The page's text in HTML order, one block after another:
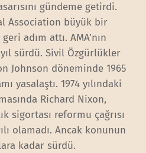
gündeme getirdi.
Association büyük bir
adım attı. AMA’nın
sürdü. Sivil Özgürlükler
Johnson döneminde 1965
yasalaştı. 1974 yılındaki
Richard Nixon,
sigortası reformu çağrısı
olamadı. Ancak konunun
kadar sürdü.